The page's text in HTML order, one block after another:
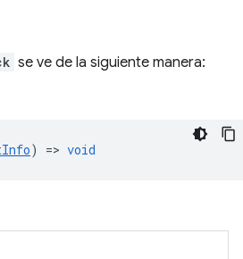
se ve de la siguiente manera:
) => void